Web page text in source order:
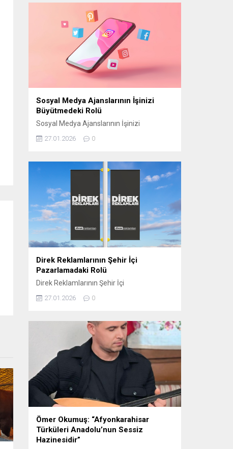
programıyla izleyiciyle buluşturmaya
hazırlanıyor. CAM STÜDYO KURULUYOR
“Bir Ramazan Akşamı” için
Cumhurbaşkanlığı Külliyesi yerleşkesinde
bulunan Beştepe Millet Camii avlusuna
özel bir cam stüdyo kuruluyor. Ramazana
özel tasarlanan...
Sosyal Medya Ajanslarının İşinizi
Büyütmedeki Rolü
Sosyal Medya Ajanslarının İşinizi
Büyütmedeki Rolü Günümüzde sosyal
medya, işletmelerin hedef kitlelerine
geldi. Ancak bu başarıyı elde edebilmek için
doğru stratejilerin belirlenmesi gerekir.
Sosyal medya ajansları, işletmelerin dijital
dünyada daha görünür olmasını sağlamak
ve markalarını doğru şekilde
konumlandırmak için kritik bir rol
oynamaktadır. Sosyal...
27.01.2026 0
Direk Reklamlarının Şehir İçi
Pazarlamadaki Rolü
Direk Reklamlarının Şehir İçi
pazarlama stratejilerinin etkili araçlarından
genellikle dikkat çekici ve etkili bir şekilde
konumlandırıldığı için yerel işletmelerden
büyük markalara kadar birçok farklı
sektörde tercih edilmektedir. Elektrik direği
reklamları, şehirlerin kalabalık ve yoğun
bölgelerinde, hareket halindeki kitlelere...
27.01.2026 0
Ömer Okumuş: “Afyonkarahisar
Türküleri Anadolu’nun Sessiz
Hazinesidir”